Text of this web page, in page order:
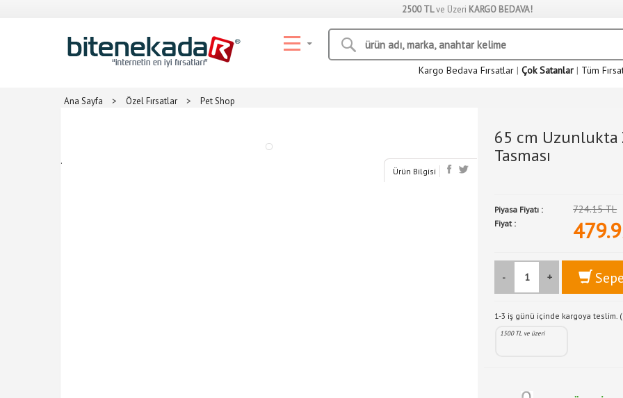
2500 TLve Üzeri KARGO BEDAVA!
Kargo Bedava Fırsatlar | Çok Satanlar | Tüm
Ana Sayfa > Özel Fırsatlar > Pet Shop
.
Ürün Bilgisi
65 cm Uzunlukta
Tasması
Piyasa Fiyatı : 724.15 TL
Fiyat :
- +
1-3 iş günü içinde kargoya teslim.
1500 TL ve üzeri